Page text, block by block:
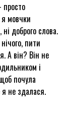
просто
я мовчки
доброго слова.
пити
А він? Він не
і
почула
не здалася.